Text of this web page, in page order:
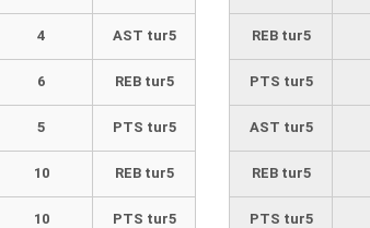
4 AST tur5
6 REB tur5
5 PTS tur5
10 REB tur5
10 PTS tur5
REB tur5
PTS tur5
AST tur5
REB tur5
PTS tur5